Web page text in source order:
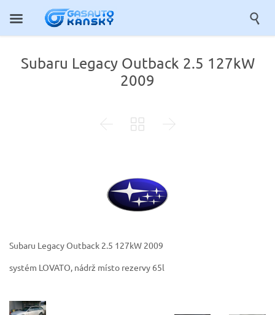

Subaru Legacy Outback 2.5 127kW
2009
  
Subaru Legacy Outback 2.5 127kW 2009
systém LOVATO, nádrž místo rezervy 65l